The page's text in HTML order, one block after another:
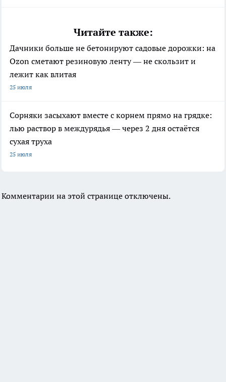
Читайте также:
Дачники больше не бетонируют садовые дорожки: на
Ozon сметают резиновую ленту — не скользит и
лежит как влитая
25 июля
Сорняки засыхают вместе с корнем прямо на грядке:
лью раствор в междурядья — через 2 дня остаётся
сухая труха
25 июля
Комментарии на этой странице отключены.